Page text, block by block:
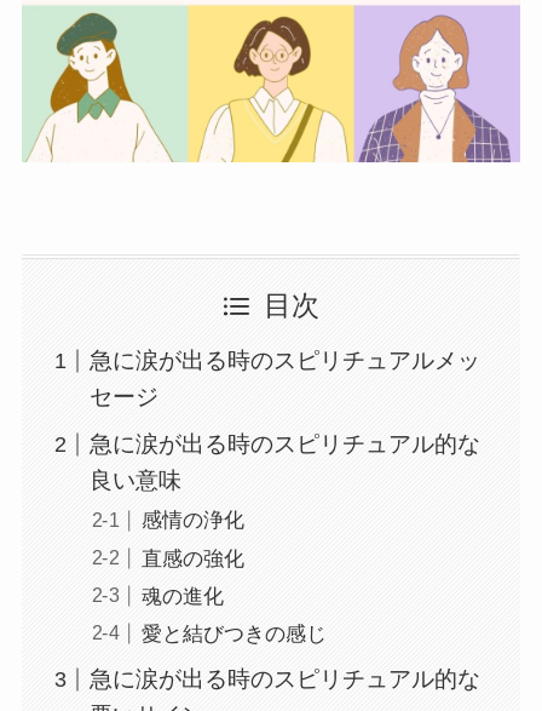
目次
急に涙が出る時のスピリチュアルメッ
セージ
急に涙が出る時のスピリチュアル的な
良い意味
感情の浄化
直感の強化
魂の進化
愛と結びつきの感じ
急に涙が出る時のスピリチュアル的な